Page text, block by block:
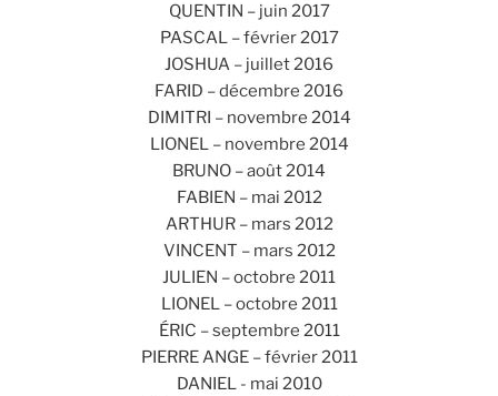
QUENTIN – juin 2017
PASCAL – février 2017
JOSHUA – juillet 2016
FARID – décembre 2016
DIMITRI – novembre 2014
LIONEL – novembre 2014
BRUNO – août 2014
FABIEN – mai 2012
ARTHUR – mars 2012
VINCENT – mars 2012
JULIEN – octobre 2011
LIONEL – octobre 2011
ÉRIC – septembre 2011
PIERRE ANGE – février 2011
DANIEL - mai 2010